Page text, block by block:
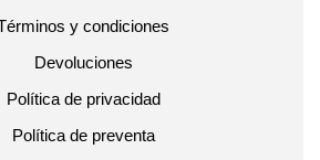
y condiciones
Devoluciones
Política de privacidad
Política de preventa